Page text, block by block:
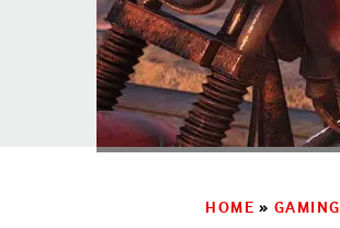
HOME » GAMING